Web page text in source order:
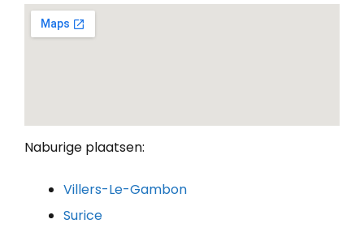
Naburige plaatsen:
Villers-Le-Gambon
Surice